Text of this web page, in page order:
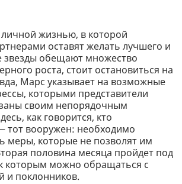
жизнью, в которой
оставят желать лучшего и
звезды обещают множество
роста, стоит остановиться на
Марс указывает на возможные
которыми представители
своим непорядочным
как говорится, кто
тот вооружен: необходимо
меры, которые не позволят им
половина месяца пройдет под
которым можно обращаться с
и поклонников.